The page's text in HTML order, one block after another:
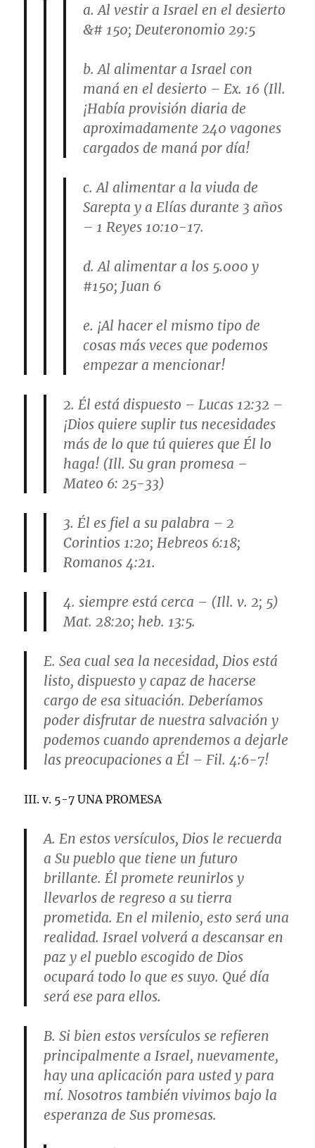
a. Al vestir a Israel en el desierto
&# 150; Deuteronomio 29:5
b. Al alimentar a Israel con
maná en el desierto – Ex. 16 (Ill.
¡Había provisión diaria de
aproximadamente 240 vagones
cargados de maná por día!
c. Al alimentar a la viuda de
Sarepta y a Elías durante 3 años
– 1 Reyes 10:10-17.
d. Al alimentar a los 5.000 y
#150; Juan 6
e. ¡Al hacer el mismo tipo de
cosas más veces que podemos
empezar a mencionar!
2. Él está dispuesto – Lucas 12:32 –
¡Dios quiere suplir tus necesidades
más de lo que tú quieres que Él lo
haga! (Ill. Su gran promesa –
Mateo 6: 25-33)
3. Él es fiel a su palabra – 2
Corintios 1:20; Hebreos 6:18;
Romanos 4:21.
4. siempre está cerca – (Ill. v. 2; 5)
Mat. 28:20; heb. 13:5.
E. Sea cual sea la necesidad, Dios está
listo, dispuesto y capaz de hacerse
cargo de esa situación. Deberíamos
poder disfrutar de nuestra salvación y
podemos cuando aprendemos a dejarle
las preocupaciones a Él – Fil. 4:6-7!
III. v. 5-7 UNA PROMESA
A. En estos versículos, Dios le recuerda
a Su pueblo que tiene un futuro
brillante. Él promete reunirlos y
llevarlos de regreso a su tierra
prometida. En el milenio, esto será una
realidad. Israel volverá a descansar en
paz y el pueblo escogido de Dios
ocupará todo lo que es suyo. Qué día
será ese para ellos.
B. Si bien estos versículos se refieren
principalmente a Israel, nuevamente,
hay una aplicación para usted y para
mí. Nosotros también vivimos bajo la
esperanza de Sus promesas.